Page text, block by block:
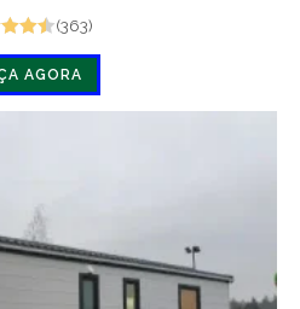
de
(363)
AGORA